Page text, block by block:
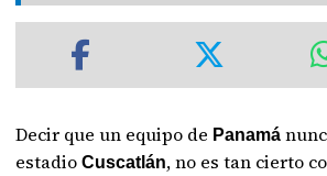
Decir que un equipo de Panamá
estadioCuscatlán, no es tan cierto